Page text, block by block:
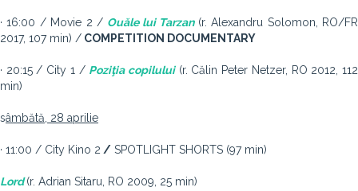
· 16:00 / Movie 2 / Ouăle lui Tarzan (r. Alexandru Solomon, RO/FR
2017, 107 min) / COMPETITION DOCUMENTARY
· 20:15 / City 1 / Poziţia copilului(r. Călin Peter Netzer, RO 2012, 112
min)
sâmbătă, 28 aprilie
· 11:00 / City Kino 2 / SPOTLIGHT SHORTS (97 min)
Lord(r. Adrian Sitaru, RO 2009, 25 min)